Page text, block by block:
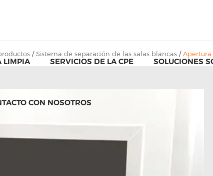
LIMPIA SERVICIOS DE LA CPE SOLUCIONES
CON NOSOTROS
/Sistema de separación de las salas blancas/